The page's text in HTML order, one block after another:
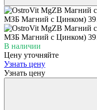
В наличии
Цену уточняйте
Узнать цену
Узнать цену